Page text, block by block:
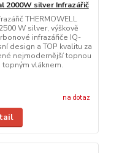
2000W silver Infrazářič
THERMOWELL
W silver, výškově
infrazářiče IQ-
design a TOP kvalitu za
nejmodernější topnou
vláknem.
na dotaz